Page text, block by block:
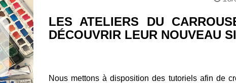
LES ATELIERS DU
DÉCOUVRIR LEUR NOUVEAU
Nous mettons à disposition des tutoriels afin de